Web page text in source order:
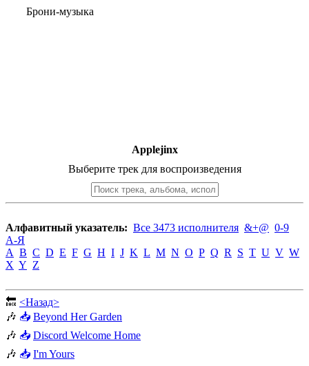
Брони-музыка
Applejinx
Выберите трек для воспроизведения
Алфавитный указатель: Все 3473 исполнителя &+@ 0-9
А-Я
A B C D E F G H I J K L M N O P Q R S T U V W
X Y Z
🔙 <Назад>
🎶 📥 Beyond Her Garden
🎶 📥 Discord Welcome Home
🎶 📥 I'm Yours